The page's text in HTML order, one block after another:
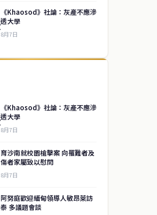
《Khaosod》社論：灰產不應滲
透大學
8月7日
《Khaosod》社論：灰產不應滲
透大學
8月7日
育沙南就校園槍擊案 向罹難者及
傷者家屬致以慰問
8月7日
阿努庭歡迎緬甸領導人敏昂萊訪
泰 多議題會談